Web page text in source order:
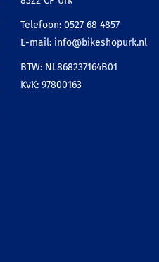
Telefoon:0527 68 4857
E-mail: info@bikeshopurk.nl
BTW: NL868237164B01
KvK: 97800163